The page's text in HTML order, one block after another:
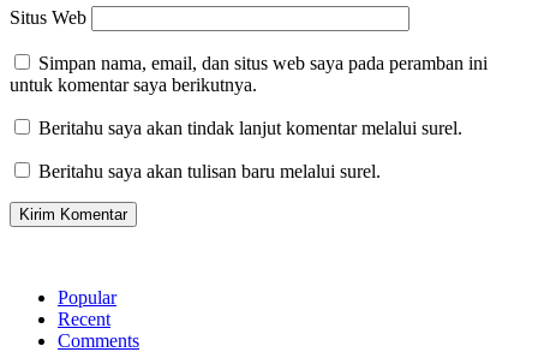
Situs Web
Simpan nama, email, dan situs web saya pada peramban ini
untuk komentar saya berikutnya.
Beritahu saya akan tindak lanjut komentar melalui surel.
Beritahu saya akan tulisan baru melalui surel.
Popular
Recent
Comments